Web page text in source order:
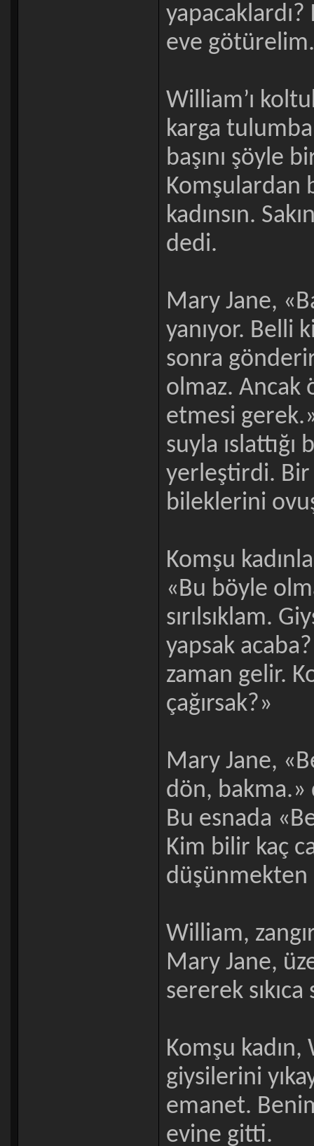
yapacaklardı?
eve
William’ı
karga tulumba
başını şöyle
Komşulardan
kadınsın.
dedi.
Mary Jane,
yanıyor. Belli
sonra
olmaz. Ancak
etmesi
suyla ıslattığı
yerleştirdi. Bir
bileklerini
Komşu
«Bu böyle
sırılsıklam.
yapsak
zaman gelir.
çağırsak?»
Mary Jane,
dön, bakma.»
Bu esnada
Kim bilir kaç
düşünmekten
William,
Mary Jane,
sererek sıkıca
Komşu kadın,
giysilerini
emanet.
evine gitti.